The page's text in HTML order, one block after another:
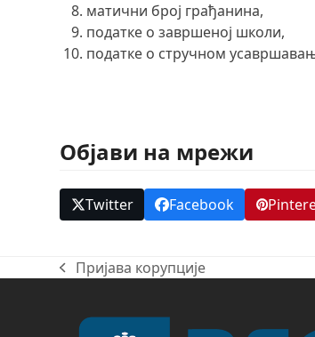
матични број грађанина,
податке о завршеној школи,
податке о стручном
Објави на мрежи
Twitter Facebook
previous
Пријава корупције